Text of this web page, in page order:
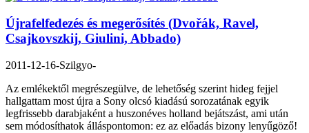
Újrafelfedezés és megerősítés (Dvořák, Ravel,
Csajkovszkij, Giulini, Abbado)
2011-12-16-Szilgyo-
Az emlékektől megrészegülve, de lehetőség szerint hideg fejjel
hallgattam most újra a Sony olcsó kiadású sorozatának egyik
legfrissebb darabjaként a huszonéves holland bejátszást, ami után
sem módosíthatok álláspontomon: ez az előadás bizony lenyűgöző!